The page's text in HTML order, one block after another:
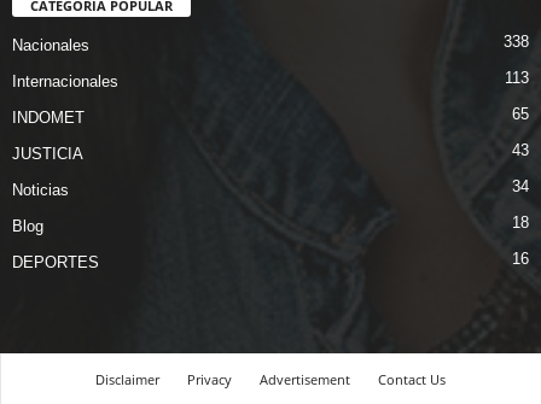
CATEGORÍA POPULAR
Nacionales 338
Internacionales 113
INDOMET 65
JUSTICIA 43
Noticias 34
Blog 18
DEPORTES 16
Disclaimer Privacy Advertisement Contact Us